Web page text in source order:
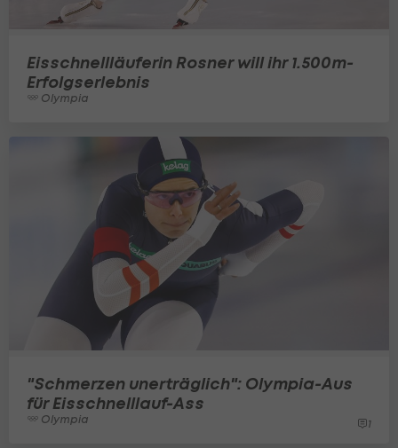
Eisschnellläuferin Rosner will ihr 1.500m-
Erfolgserlebnis
Olympia
"Schmerzen unerträglich": Olympia-Aus
für Eisschnelllauf-Ass
Olympia 1